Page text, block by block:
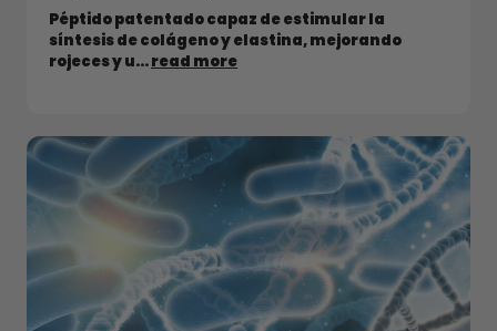
Péptido patentado capaz de estimular la
síntesis de colágeno y elastina, mejorando
rojeces y u...read more